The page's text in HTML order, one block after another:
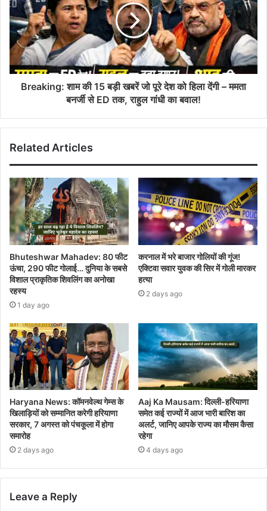
Breaking: शाम की 15 बड़ी खबरें जो पूरे देश को हिला देंगी – ममता
बनर्जी से ED तक, राहुल गांधी का बवाल!
Related Articles
Bhuteshwar Mahadev: 80 फीट
ऊंचा, 290 फीट गोलाई… दुनिया के सबसे
विशाल प्राकृतिक शिवलिंग का अनोखा
रहस्य
1 day ago
करनाल में भरे बाजार गोलियों की गूंज!
एक्टिवा सवार युवक की सिर में गोली मारकर
हत्या
2 days ago
Haryana News: कॉमनवेल्थ गेम्स के
खिलाड़ियों को सम्मानित करेगी हरियाणा
सरकार, 7 अगस्त को पंचकूला में होगा
समारोह
2 days ago
Aaj Ka Mausam: दिल्ली-हरियाणा
समेत कई राज्यों में आज भारी बारिश का
अलर्ट, जानिए आपके राज्य का मौसम कैसा
रहेगा
4 days ago
Leave a Reply